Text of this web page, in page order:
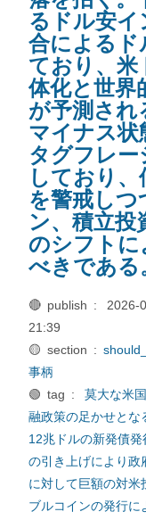
るドル安イ
合によるド
ており、米
体化と世界
が予測され
マイナス状
タグフレ
しており
を警戒しつ
ン、積立投
のシフトに
べきである
🔴 publish : 2026-
21:39
🟡 section :
事柄
🟢 tag :
莫大な米
融政策の足かせとな
12兆ドルの新発債発
の引き上げにより政
に対して巨額の対米
ブルコインの発行に